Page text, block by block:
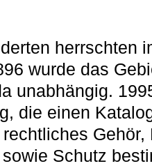
herrschten
wurde das
unabhängig.
die einen
Gehör,
Schutz